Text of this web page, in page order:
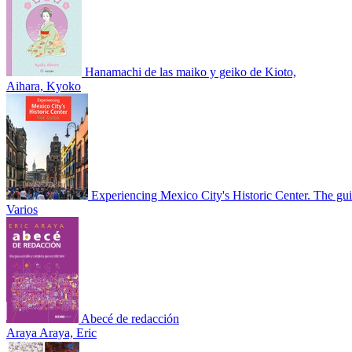
Hanamachi de las maiko y geiko de Kioto,
Aihara, Kyoko
Experiencing Mexico City's Historic Center. The
Varios
Abecé de redacción
Araya Araya, Eric